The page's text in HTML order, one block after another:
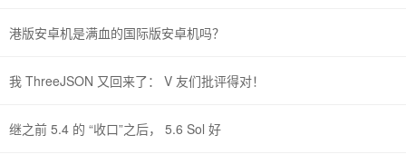
港版安卓机是满血的国际版安卓机吗？
我 ThreeJSON 又回来了： V 友们批评得对！
继之前 5.4 的 “收口”之后， 5.6 Sol 好